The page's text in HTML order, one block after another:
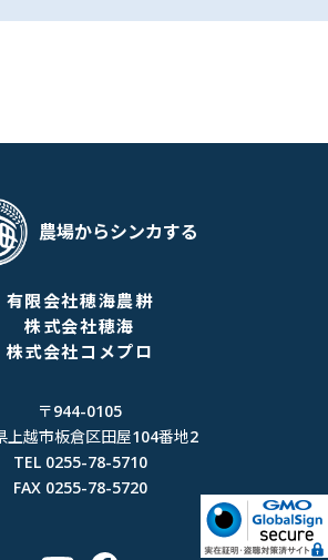
農場からシンカする
有限会社穂海農耕
株式会社穂海
株式会社コメプロ
〒944-0105
上越市板倉区田屋104番地2
TEL 0255-78-5710
FAX 0255-78-5720